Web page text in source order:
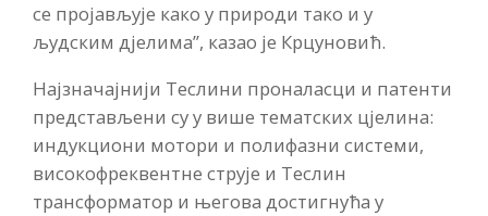
се пројављује како у природи тако и у
људским дјелима”, казао је Крцуновић.
Најзначајнији Теслини проналасци и патенти
представљени су у више тематских цјелина:
индукциони мотори и полифазни системи,
високофреквентне струје и Теслин
трансформатор и његова достигнућа у